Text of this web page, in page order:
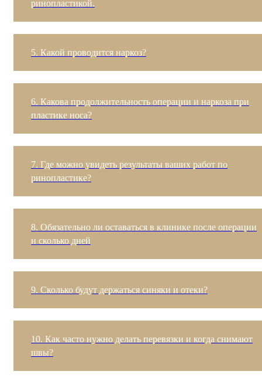
ринопластикой.
5. Какой проводится наркоз?
6. Какова продолжительность операции и наркоза при
пластике носа?
7. Где можно увидеть результаты ваших работ по
ринопластике?
8. Обязательно ли оставаться в клинике после операции
и сколько дней
9. Сколько будут держаться синяки и отеки?
10. Как часто нужно делать перевязки и когда снимают
швы?